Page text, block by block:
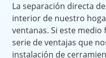
La separación directa
interior de nuestro
ventanas. Si este
serie de ventajas que
instalación de